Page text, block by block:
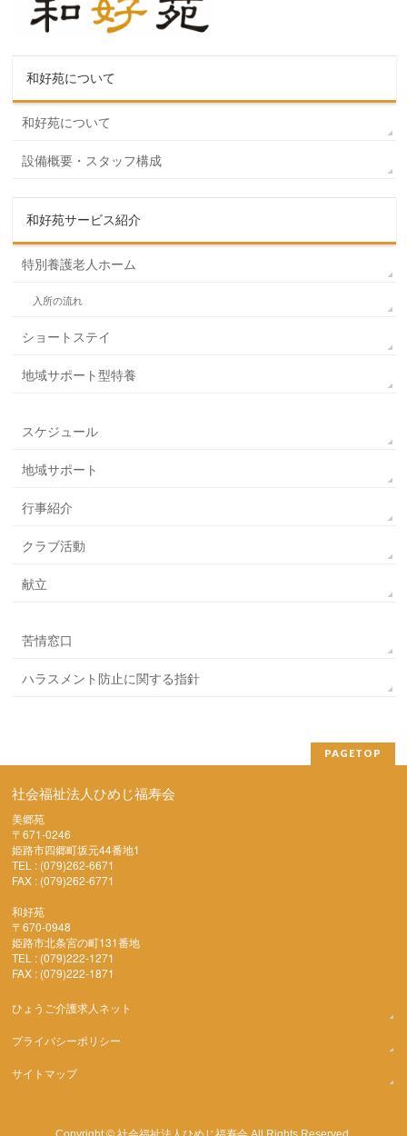
和好苑について
和好苑について
設備概要・スタッフ構成
和好苑サービス紹介
特別養護老人ホーム
入所の流れ
ショートステイ
地域サポート型特養
スケジュール
地域サポート
行事紹介
クラブ活動
献立
苦情窓口
ハラスメント防止に関する指針
PAGETOP
社会福祉法人ひめじ福寿会
美郷苑
〒671-0246
姫路市四郷町坂元44番地1
TEL : (079)262-6671
FAX : (079)262-6771
和好苑
〒670-0948
姫路市北条宮の町131番地
TEL : (079)222-1271
FAX : (079)222-1871
ひょうご介護求人ネット
プライバシーポリシー
サイトマップ
社会福祉法人ひめじ福寿会